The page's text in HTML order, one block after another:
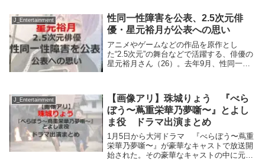
元才加) の一人息子・朝雄役を子役・佐藤
大空...
J_Entertainment
性同一性障害を公表、2.5次元俳
優・星元裕月が公表への思い
アニメやゲームなどの作品を原作とし
た“2.5次元”の舞台などで活躍する、俳優の
星元裕月さん（26）。去年9月、性同一性
じていることとはー。星元さんにお話を伺
い...
J_Entertainment
【画像アリ】珠城りょう 『べら
ぼう〜蔦重栄華乃夢噺〜』とよし
ま役 ドラマ出演まとめ
1月5日から大河ドラマ 『べらぼう〜蔦重
栄華乃夢噺〜』が豪華なキャストで放送開
始された。その豪華なキャストの中に元宝